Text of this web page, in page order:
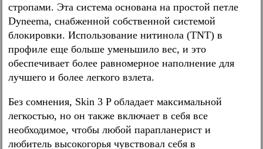
стропами. Эта система основана на простой петле
Dyneema, снабженной собственной системой
блокировки. Использование нитинола (TNT) в
профиле еще больше уменьшило вес, и это
обеспечивает более равномерное наполнение для
лучшего и более легкого взлета.
Без сомнения, Skin 3 P обладает максимальной
легкостью, но он также включает в себя все
необходимое, чтобы любой парапланерист и
любитель высокогорья чувствовал себя в